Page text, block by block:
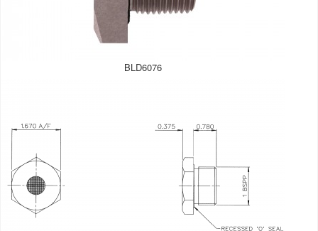
BLD6076